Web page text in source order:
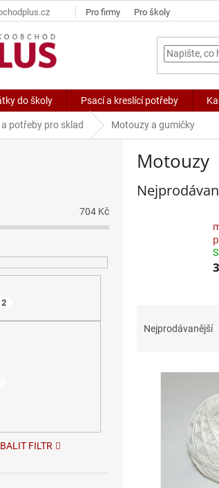
Pro firmy Pro školy
do školy Psací a kreslící potřeby
a potřeby pro sklad Motouzy a gumičky
704 Kč
2
FILTR
Motouzy
Nejprodávanější